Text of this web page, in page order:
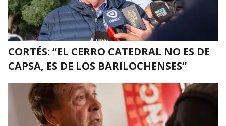
CORTÉS: “EL CERRO CATEDRAL NO ES DE
CAPSA, ES DE LOS BARILOCHENSES”